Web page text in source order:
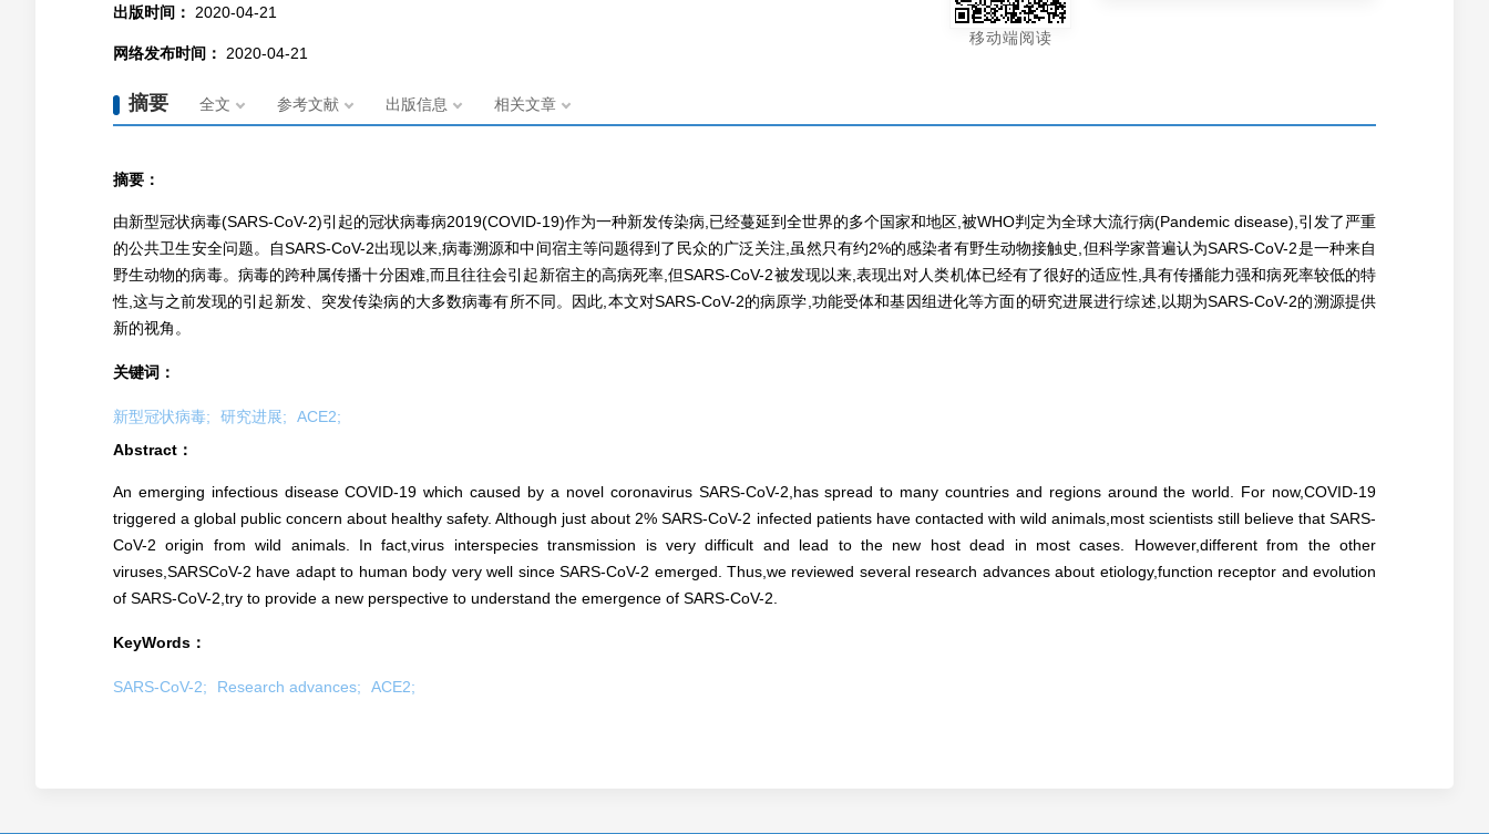
出版时间： 2020-04-21
网络发布时间： 2020-04-21
移动端阅读
摘要 全文 参考文献 出版信息 相关文章
摘要：
由新型冠状病毒(SARS-CoV-2)引起的冠状病毒病2019(COVID-19)作为一种新发传染病,已经蔓延到全世界的多个国家和地区,被WHO判定为全球大流行病(Pandemic disease),引发了严重
的公共卫生安全问题。自SARS-CoV-2出现以来,病毒溯源和中间宿主等问题得到了民众的广泛关注,虽然只有约2%的感染者有野生动物接触史,但科学家普遍认为SARS-CoV-2是一种来自
野生动物的病毒。病毒的跨种属传播十分困难,而且往往会引起新宿主的高病死率,但SARS-CoV-2被发现以来,表现出对人类机体已经有了很好的适应性,具有传播能力强和病死率较低的特
性,这与之前发现的引起新发、突发传染病的大多数病毒有所不同。因此,本文对SARS-CoV-2的病原学,功能受体和基因组进化等方面的研究进展进行综述,以期为SARS-CoV-2的溯源提供
新的视角。
关键词：
新型冠状病毒; 研究进展;
ACE2;
Abstract：
An emerging infectious disease COVID-19 which caused by a novel coronavirus SARS-CoV-2,has spread to many countries and regions around the world. For now,COVID-19
triggered a global public concern about healthy safety. Although just about 2% SARS-CoV-2 infected patients have contacted with wild animals,most scientists still believe that SARS-
CoV-2 origin from wild animals. In fact,virus interspecies transmission is very difficult and lead to the new host dead in most cases. However,different from the other
viruses,SARSCoV-2 have adapt to human body very well since SARS-CoV-2 emerged. Thus,we reviewed several research advances about etiology,function receptor and evolution
of SARS-CoV-2,try to provide a new perspective to understand the emergence of SARS-CoV-2.
KeyWords：
SARS-CoV-2; Research advances; ACE2;